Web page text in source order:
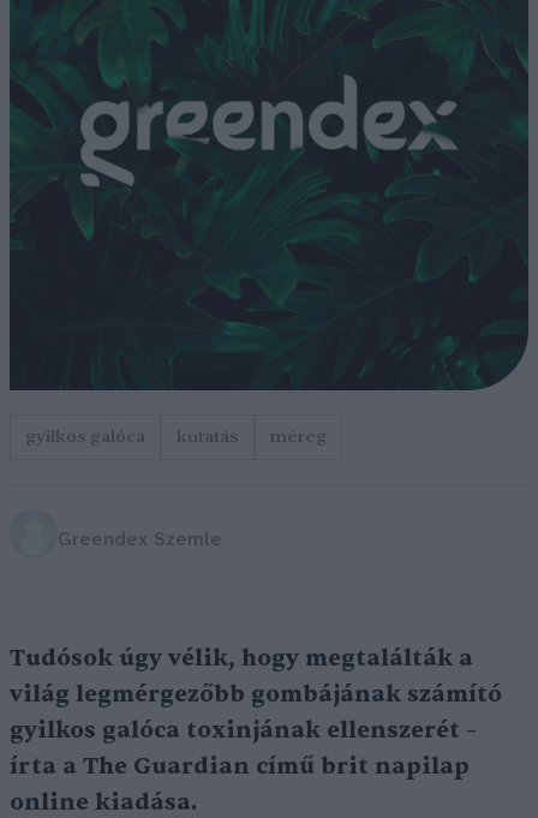
gyilkos galóca kutatás méreg
Greendex Szemle
Tudósok úgy vélik, hogy megtalálták a
világ legmérgezőbb gombájának számító
gyilkos galóca toxinjának ellenszerét –
írta a The Guardian című brit napilap
online kiadása.